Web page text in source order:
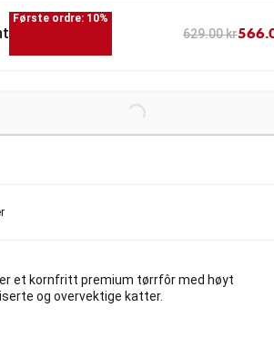
er et kornfritt premium tørrfôr med høyt
og overvektige katter.
Første ordre: 10%
629.00 kr
Loading...